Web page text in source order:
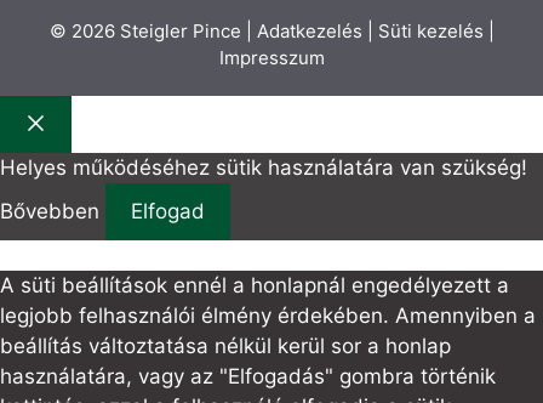
© 2026 Steigler Pince | Adatkezelés Süti kezelés
Impresszum
Bezár
Helyes működéséhez sütik használatára van szükség!
Bővebben
Elfogad
A süti beállítások ennél a honlapnál engedélyezett a
legjobb felhasználói élmény érdekében. Amennyiben a
beállítás változtatása nélkül kerül sor a honlap
használatára, vagy az "Elfogadás" gombra történik